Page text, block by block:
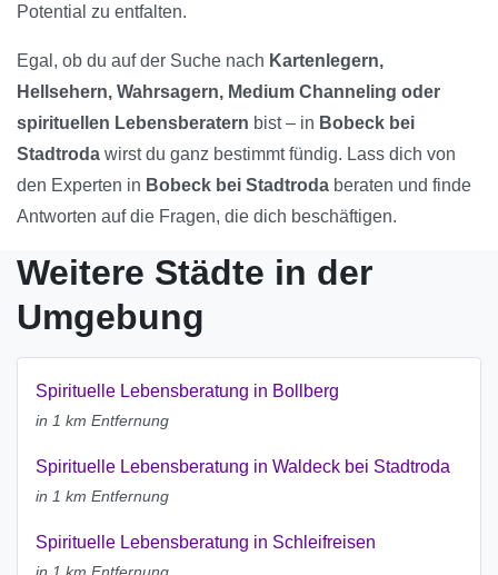
Potential zu entfalten.
Egal, ob du auf der Suche nach Kartenlegern,
Hellsehern, Wahrsagern, Medium Channeling oder
spirituellen Lebensberatern bist – in Bobeck bei
Stadtroda wirst du ganz bestimmt fündig. Lass dich von
den Experten in Bobeck bei Stadtroda beraten und finde
Antworten auf die Fragen, die dich beschäftigen.
Weitere Städte in der
Umgebung
Spirituelle Lebensberatung in Bollberg
in 1 km Entfernung
Spirituelle Lebensberatung in Waldeck bei Stadtroda
in 1 km Entfernung
Spirituelle Lebensberatung in Schleifreisen